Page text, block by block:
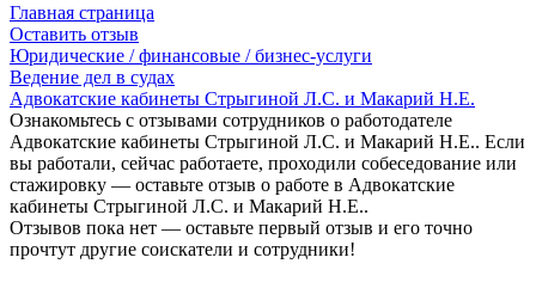
Главная страница
Оставить отзыв
Юридические / финансовые / бизнес-услуги
Ведение дел в судах
Адвокатские кабинеты Стрыгиной Л.С. и Макарий Н.Е.
Ознакомьтесь с отзывами сотрудников о работодателе
Адвокатские кабинеты Стрыгиной Л.С. и Макарий Н.Е.. Если
вы работали, сейчас работаете, проходили собеседование или
стажировку — оставьте отзыв о работе в Адвокатские
кабинеты Стрыгиной Л.С. и Макарий Н.Е..
Отзывов пока нет — оставьте первый отзыв и его точно
прочтут другие соискатели и сотрудники!